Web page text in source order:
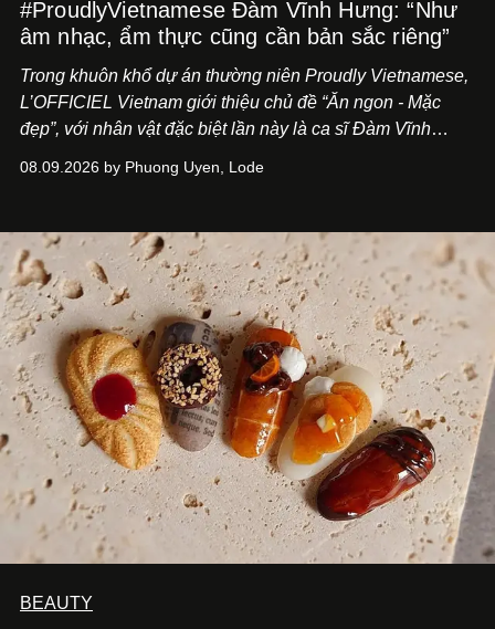
#ProudlyVietnamese Đàm Vĩnh Hưng: “Như
âm nhạc, ẩm thực cũng cần bản sắc riêng”
Trong khuôn khổ dự án thường niên Proudly Vietnamese,
L’OFFICIEL Vietnam giới thiệu chủ đề “Ăn ngon - Mặc
đẹp”, với nhân vật đặc biệt lần này là ca sĩ Đàm Vĩnh
Cà Phê Cà Pháo mang dấu ấn Indochine hoài niệm, thu
08.09.2026 by Phuong Uyen, Lode
BEAUTY